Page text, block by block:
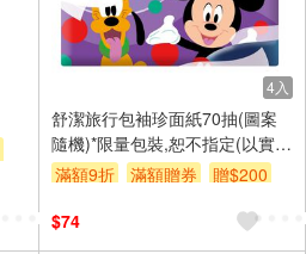
4入
舒潔旅行包袖珍面紙70抽(圖案
隨機)*限量包裝,恕不指定(以實際
出貨為主)
滿額9折 滿額贈券
贈$200
$74